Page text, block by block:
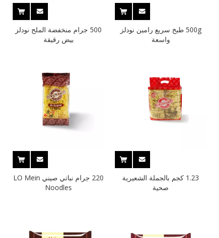
500g طبخ سريع رامين نودلز
واسعة
500 جرام منخفضة الملح نودلز
بيض رقيقة
1.23 كجم بالجملة الشعيرية
صحية
220 جرام نباتي صيني LO Mein
Noodles